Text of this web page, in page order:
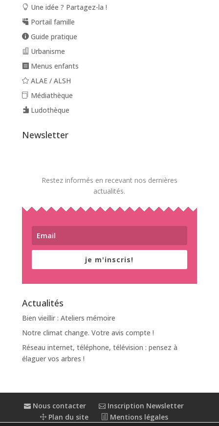
Une idée ? Partagez-la !
Portail famille
Guide pratique
Urbanisme
Menus enfants
ALAE / ALSH
Médiathèque
Ludothèque
Newsletter
Restez informés en recevant nos dernières
actualités.
je m'inscris!
Actualités
Bien vieillir : Ateliers mémoire
Notre climat change. Votre avis compte !
Réseau internet, téléphone, télévision : pensez à
élaguer vos arbres !
Nous contacter
Inscription Newsletter
Plan du site
Mentions légales